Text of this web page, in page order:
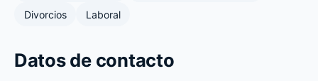
Divorcios
Laboral
Datos de contacto